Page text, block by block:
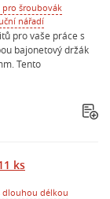
pro šroubovák
nářadí
pro vaše práce s
bajonetový držák
Tento
ks
dlouhou délkou